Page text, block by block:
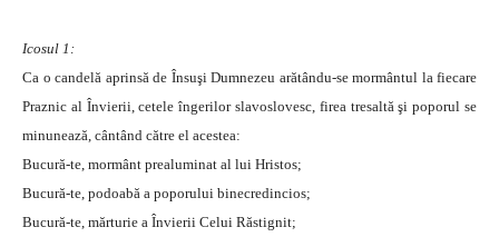
Icosul 1:
Ca o candelă aprinsă de Însuşi Dumnezeu arătându-se mormântul la fiecare
Praznic al Învierii, cetele îngerilor slavoslovesc, firea tresaltă şi poporul se
minunează, cântând către el acestea:
Bucură-te, mormânt prealuminat al lui Hristos;
Bucură-te, podoabă a poporului binecredincios;
Bucură-te, mărturie a Învierii Celui Răstignit;